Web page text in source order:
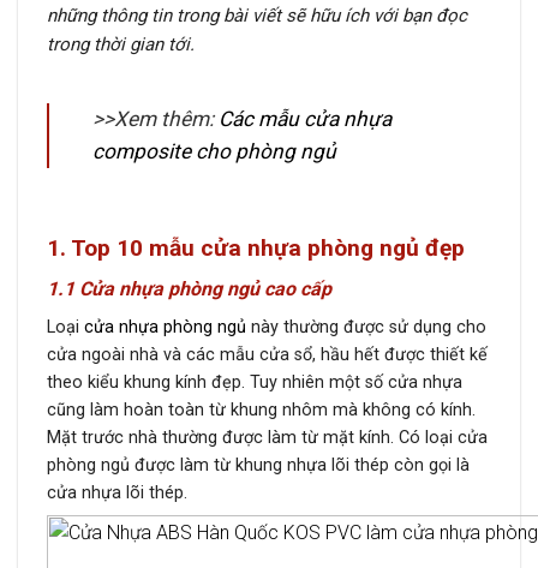
những thông tin trong bài viết sẽ hữu ích với bạn đọc
trong thời gian tới.
>>Xem thêm: Các mẫu cửa nhựa
composite cho phòng ngủ
1. Top 10 mẫu cửa nhựa phòng ngủ đẹp
1.1 Cửa nhựa phòng ngủ cao cấp
Loại cửa nhựa phòng ngủ này thường được sử dụng cho
cửa ngoài nhà và các mẫu cửa sổ, hầu hết được thiết kế
theo kiểu khung kính đẹp. Tuy nhiên một số cửa nhựa
cũng làm hoàn toàn từ khung nhôm mà không có kính.
Mặt trước nhà thường được làm từ mặt kính. Có loại cửa
phòng ngủ được làm từ khung nhựa lõi thép còn gọi là
cửa nhựa lõi thép.